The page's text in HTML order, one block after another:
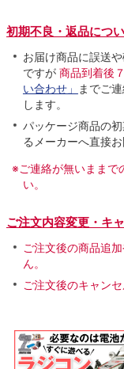
初期不良・返品につ
お届け商品に誤送
ですが 商品到着後
い合わせ」
までご
します。
パッケージ商品の
るメーカーへ直接お
※ご連絡が無いままで
い。
ご注文内容変更・キ
ご注文後の商品追
ん。
ご注文後のキャン